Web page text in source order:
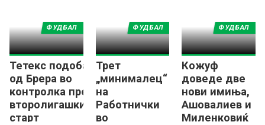
Тетекс подобар
од Брера во
контролка пред
второлигашкиот
старт
ФУДБАЛ
Трет
„минималец“
на
Работнички
во
ФУДБАЛ
Кожуф
доведе две
нови имиња,
Ашовалиев и
Миленковиќ
ФУДБАЛ